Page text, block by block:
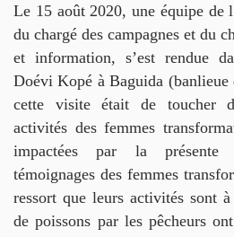
Le 15 août 2020, une équipe de
du chargé des campagnes et du
et information, s’est rendue
Doévi Kopé à Baguida
cette visite était de toucher
activités des femmes
impactées par la présente
témoignages des femmes
ressort que leurs activités sont
de poissons par les pêcheurs